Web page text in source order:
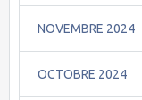
NOVEMBRE 2024
OCTOBRE 2024